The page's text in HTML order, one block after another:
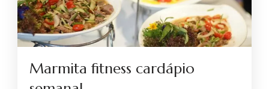
Marmita fitness cardápio